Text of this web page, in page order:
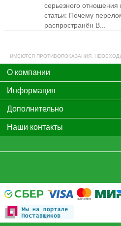
серьезного
статьи: Почему
распространён В...
ИМЕЮТСЯ ПРОТИВОПОКАЗАНИЯ.
О компании
Информация
Дополнительно
Наши контакты